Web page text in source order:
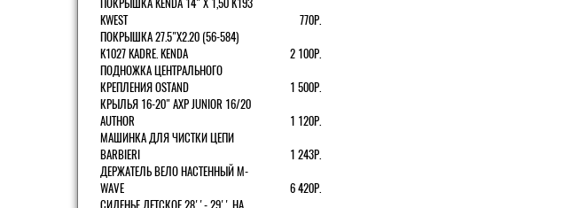
KWEST
770Р.
ПОКРЫШКА 27.5"Х2.20 (56-584)
K1027 KADRE. KENDA
2 100Р.
ПОДНОЖКА ЦЕНТРАЛЬНОГО
КРЕПЛЕНИЯ OSTAND
1 500Р.
КРЫЛЬЯ 16-20" AXP JUNIOR 16/20
AUTHOR
1 120Р.
МАШИНКА ДЛЯ ЧИСТКИ ЦЕПИ
BARBIERI
1 243Р.
ДЕРЖАТЕЛЬ ВЕЛО НАСТЕННЫЙ M-
WAVE
6 420Р.